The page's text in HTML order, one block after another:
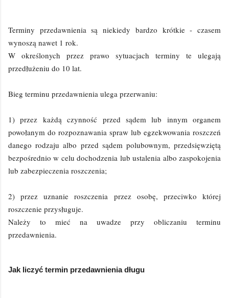
Terminy przedawnienia są niekiedy bardzo krótkie - czasem
wynoszą nawet 1 rok.
W określonych przez prawo sytuacjach terminy te ulegają
przedłużeniu do 10 lat.
Bieg terminu przedawnienia ulega przerwaniu:
1) przez każdą czynność przed sądem lub innym organem
powołanym do rozpoznawania spraw lub egzekwowania roszczeń
danego rodzaju albo przed sądem polubownym, przedsięwziętą
bezpośrednio w celu dochodzenia lub ustalenia albo zaspokojenia
lub zabezpieczenia roszczenia;
2) przez uznanie roszczenia przez osobę, przeciwko której
roszczenie przysługuje.
Należy to mieć na uwadze przy obliczaniu terminu
przedawnienia.
Jak liczyć termin przedawnienia długu